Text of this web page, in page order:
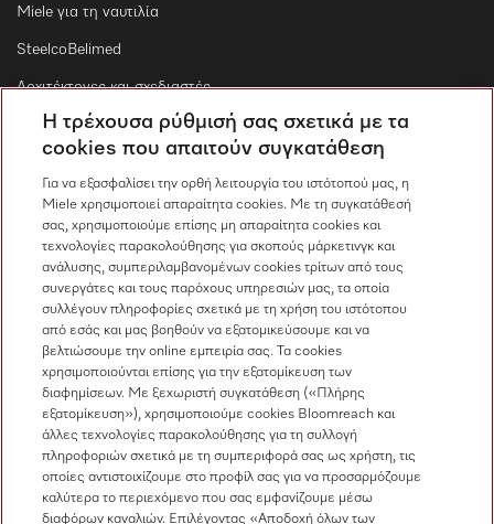
Miele για τη ναυτιλία
SteelcoBelimed
Αρχιτέκτονες και σχεδιαστές
Για εμπορικούς συνεργάτες
Επικοινωνία
Επισκόπηση επικοινωνίας
Πωλήσεις
210 6794444
Εξυπηρέτηση πελατών
210 6794444
Η τρέχουσα ρύθμισή σας σχετικά με τα
cookies που απαιτούν συγκατάθεση
Για να εξασφαλίσει την ορθή λειτουργία του ιστότοπού μας, η
Miele χρησιμοποιεί απαραίτητα cookies. Με τη συγκατάθεσή
σας, χρησιμοποιούμε επίσης μη απαραίτητα cookies και
τεχνολογίες παρακολούθησης για σκοπούς μάρκετινγκ και
ανάλυσης, συμπεριλαμβανομένων cookies τρίτων από τους
συνεργάτες και τους παρόχους υπηρεσιών μας, τα οποία
συλλέγουν πληροφορίες σχετικά με τη χρήση του ιστότοπου
από εσάς και μας βοηθούν να εξατομικεύσουμε και να
βελτιώσουμε την online εμπειρία σας. Τα cookies
χρησιμοποιούνται επίσης για την εξατομίκευση των
διαφημίσεων. Με ξεχωριστή συγκατάθεση («Πλήρης
εξατομίκευση»), χρησιμοποιούμε cookies Bloomreach και
άλλες τεχνολογίες παρακολούθησης για τη συλλογή
πληροφοριών σχετικά με τη συμπεριφορά σας ως χρήστη, τις
οποίες αντιστοιχίζουμε στο προφίλ σας για να προσαρμόζουμε
καλύτερα το περιεχόμενο που σας εμφανίζουμε μέσω
διαφόρων καναλιών. Επιλέγοντας «Αποδοχή όλων των